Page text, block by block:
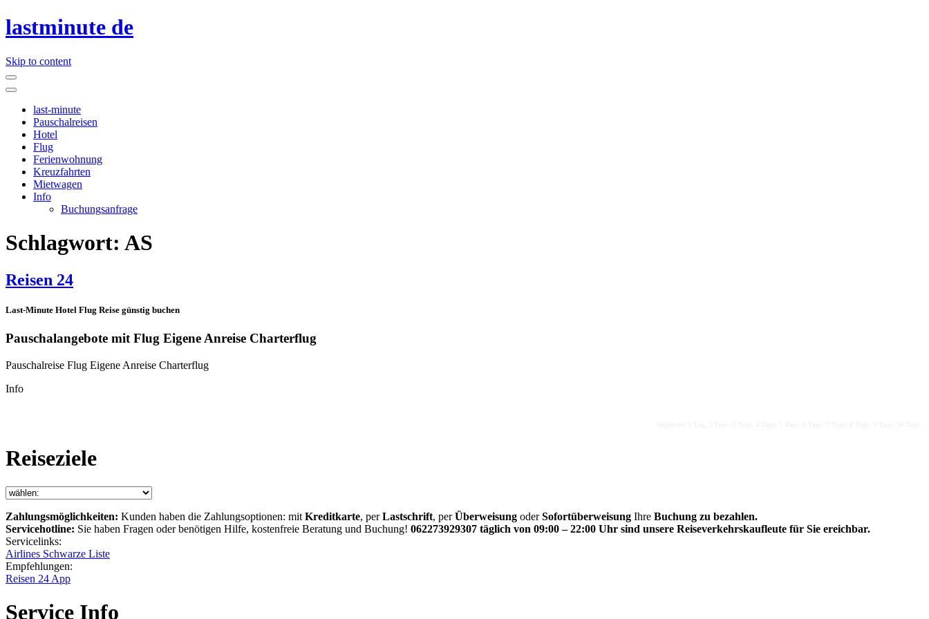
lastminute de
Skip to content
last-minute
Pauschalreisen
Hotel
Flug
Ferienwohnung
Kreuzfahrten
Mietwagen
Info
Buchungsanfrage
Schlagwort: AS
Reisen 24
Last-Minute Hotel Flug Reise günstig buchen
Pauschalangebote mit Flug Eigene Anreise Charterflug
Pauschalreise Flug Eigene Anreise Charterflug
Info
Reiseziele
Zahlungsmöglichkeiten: Kunden haben die Zahlungsoptionen: mit Kreditkarte, perLastschrift, perÜberweisung oderSofortüberweisung Ihre Buchung zu bezahlen.
Servicehotline: Sie haben Fragen oder benötigen Hilfe, kostenfreie Beratung und Buchung! 062273929307 täglich von 09:00 – 22:00 Uhr sind unsere Reiseverkehrskaufleute für Sie ereichbar.
Servicelinks:
Airlines Schwarze Liste
Empfehlungen:
Reisen 24 App
Service Info